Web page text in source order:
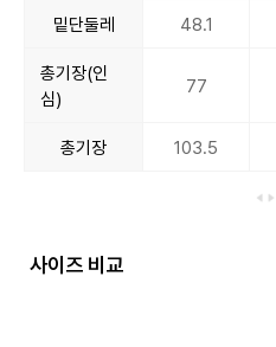
밑단둘레 48.1
총기장(인
심)
77
총기장 103.5
사이즈 비교